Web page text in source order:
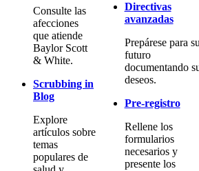
Consulte las
afecciones
que atiende
Baylor Scott
& White.
Scrubbing in
Blog
Explore
artículos sobre
temas
populares de
Directivas
avanzadas
Prepárese para su
futuro
documentando
deseos.
Pre-registro
Rellene los
formularios
necesarios y
presente los